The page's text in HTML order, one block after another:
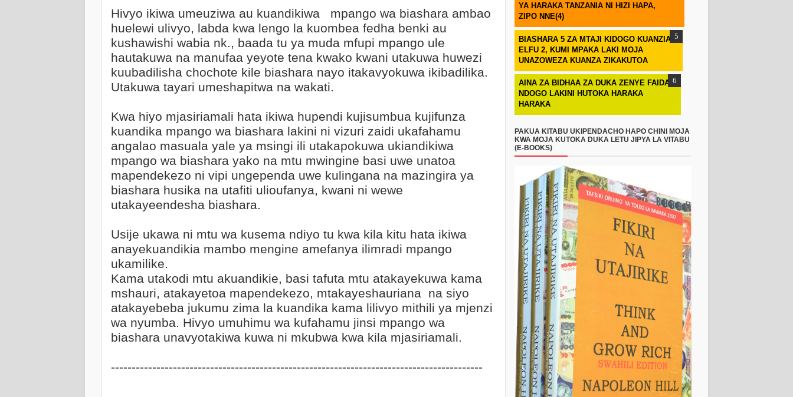
Hivyo ikiwa umeuziwa au kuandikiwa mpango wa biashara ambao
huelewi ulivyo, labda kwa lengo la kuombea fedha benki au
kushawishi wabia nk., baada tu ya muda mfupi mpango ule
hautakuwa na manufaa yeyote tena kwako kwani utakuwa huwezi
kuubadilisha chochote kile biashara nayo itakavyokuwa ikibadilika.
Utakuwa tayari umeshapitwa na wakati.
Kwa hiyo mjasiriamali hata ikiwa hupendi kujisumbua kujifunza
kuandika mpango wa biashara lakini ni vizuri zaidi ukafahamu
angalao masuala yale ya msingi ili utakapokuwa ukiandikiwa
mpango wa biashara yako na mtu mwingine basi uwe unatoa
mapendekezo ni vipi ungependa uwe kulingana na mazingira ya
biashara husika na utafiti ulioufanya, kwani ni wewe
utakayeendesha biashara.
Usije ukawa ni mtu wa kusema ndiyo tu kwa kila kitu hata ikiwa
anayekuandikia mambo mengine amefanya ilimradi mpango
ukamilike.
Kama utakodi mtu akuandikie, basi tafuta mtu atakayekuwa kama
mshauri, atakayetoa mapendekezo, mtakayeshauriana na siyo
atakayebeba jukumu zima la kuandika kama lilivyo mithili ya mjenzi
wa nyumba. Hivyo umuhimu wa kufahamu jinsi mpango wa
biashara unavyotakiwa kuwa ni mkubwa kwa kila mjasiriamali.
------------------------------------------------------------------------------------------
YA HARAKA TANZANIA NI HIZI HAPA,
ZIPO NNE(4)
BIASHARA 5 ZA MTAJI KIDOGO KUANZIA
ELFU 2, KUMI MPAKA LAKI MOJA
UNAZOWEZA KUANZA ZIKAKUTOA
AINA ZA BIDHAA ZA DUKA ZENYE FAIDA
NDOGO LAKINI HUTOKA HARAKA
HARAKA
PAKUA KITABU UKIPENDACHO HAPO CHINI MOJA
KWA MOJA KUTOKA DUKA LETU JIPYA LA VITABU
(E-BOOKS)